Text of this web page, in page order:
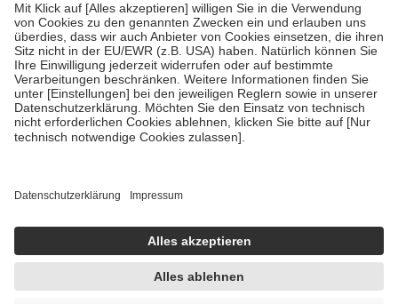
fallenkeine Zuzahlungenan bei:
• Kindern und Jugendlichen bis zum vollendeten 18. Lebensjahr
mit Ausnahme der Fahrkosten
• Untersuchungen zur Vorsorge und Früherkennung, die von der
GKV getragen werden
• empfohlenen Schutzimpfungen
• Harn- und Blutteststreifen
getroffen, um sicherzustellen, dass es sich um echte Bewertungen
https://help.etrusted.com/hc/de/articles/4419944605341
Einige Bilder und Inhalte wurden unter Zuhilfenahme künstlicher